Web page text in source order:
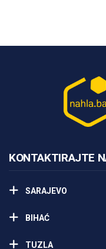
KONTAKTIRAJTE
SARAJEVO
BIHAĆ
TUZLA